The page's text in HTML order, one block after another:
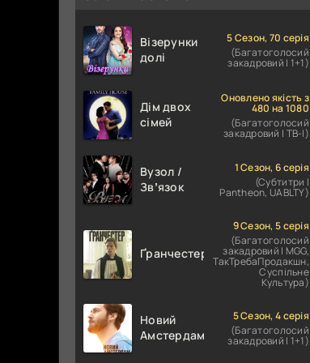
Візерунки
долі
5 Сезон, 70 серія
(Багатоголосий
закадровий | 1+1)
Дім двох
сімей
Оновлено якість з
480 на 1080
(Багатоголосий
закадровий | ТВ-І)
Вузол /
Звʼязок
1 Сезон, 6 серія
(Субтитри |
Pantheon, UABLTY)
Ґранчестер
9 Сезон, 5 серія
(Багатоголосий
закадровий | MGG,
ТакТребаПродакшн,
Суспільне
Культура)
Новий
Амстердам
5 Сезон, 4 серія
(Багатоголосий
закадровий | 1+1)